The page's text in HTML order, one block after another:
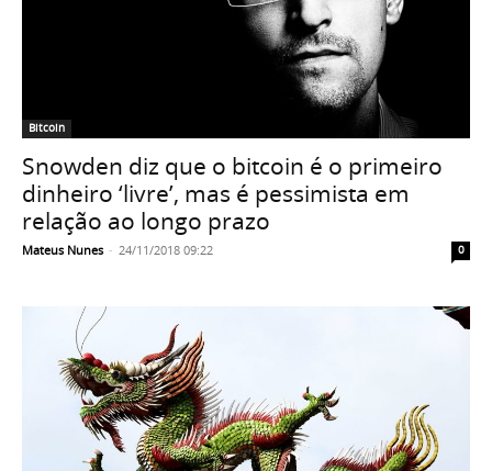
Bitcoin
Snowden diz que o bitcoin é o primeiro
dinheiro ‘livre’, mas é pessimista em
relação ao longo prazo
Mateus Nunes - 24/11/2018 09:22 0